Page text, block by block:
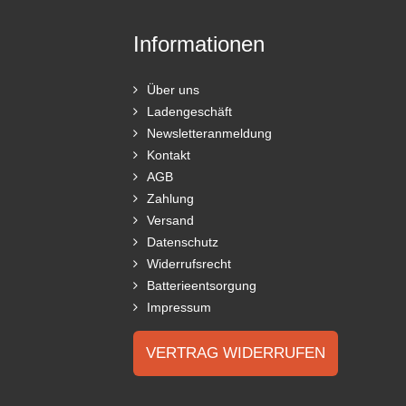
Informationen
Über uns
Ladengeschäft
Newsletteranmeldung
Kontakt
AGB
Zahlung
Versand
Datenschutz
Widerrufsrecht
Batterieentsorgung
Impressum
VERTRAG WIDERRUFEN